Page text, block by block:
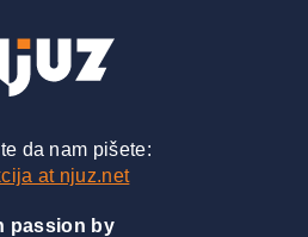
da nam pišete:
at njuz.net
passion by